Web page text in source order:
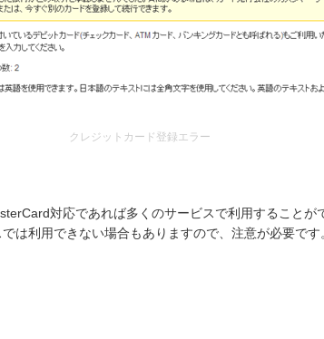
クレジットカード登録エラー
対応であれば多くのサービスで利用することが
は利用できない場合もありますので、注意が必要です